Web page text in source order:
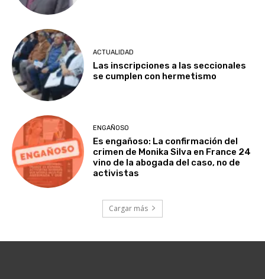
ACTUALIDAD
Las inscripciones a las seccionales
se cumplen con hermetismo
ENGAÑOSO
Es engañoso: La confirmación del
crimen de Monika Silva en France 24
vino de la abogada del caso, no de
activistas
Cargar más